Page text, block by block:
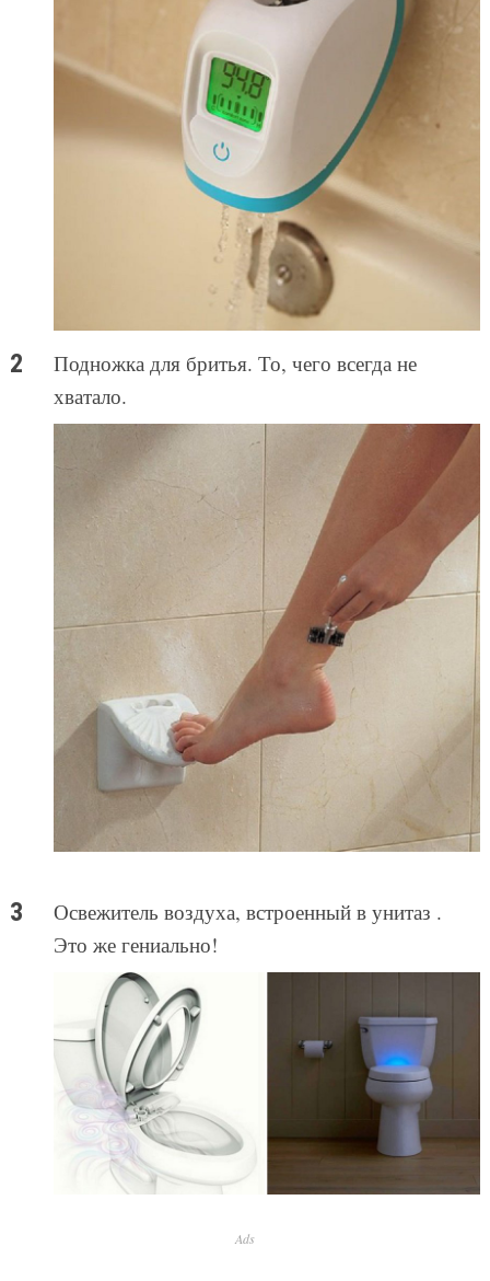
Подножка для бритья. То, чего всегда не
хватало.
Освежитель воздуха, встроенный в унитаз .
Это же гениально!
Ads